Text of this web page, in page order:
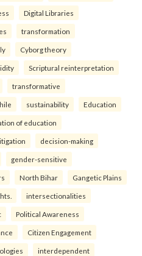
Digital Libraries
transformation
Cyborg theory
Scriptural reinterpretation
transformative
sustainability Education
of education
decision-making
gender-sensitive
North Bihar Gangetic Plains
intersectionalities
Political Awareness
Citizen Engagement
interdependent